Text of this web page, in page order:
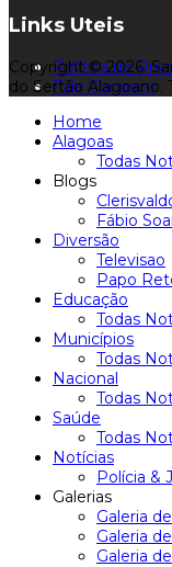
Links Uteis
Política de
Fale Conosco
Copyright © 2026.
do Sertão Alagoano.
Home
Alagoas
Todas
Blogs
Fábio
Diversão
Televisao
Papo
Educação
Todas
Municípios
Todas
Nacional
Todas
Saúde
Todas
Notícias
Polícia &
Galerias
Galeria
Galeria
Galeria